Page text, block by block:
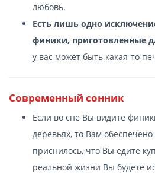
любовь.
Есть лишь одно
финики, приготовленные
у вас может быть какая-то
Современный сонник
Если во сне Вы видите
деревьях, то Вам
приснилось, что Вы едите
реальной жизни Вы будете